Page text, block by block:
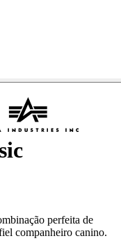
perfeita de
companheiro canino.